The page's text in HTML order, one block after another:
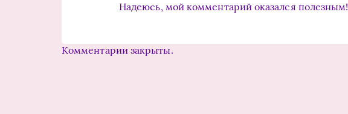
Надеюсь, мой комментарий оказался полезным!
Комментарии закрыты.